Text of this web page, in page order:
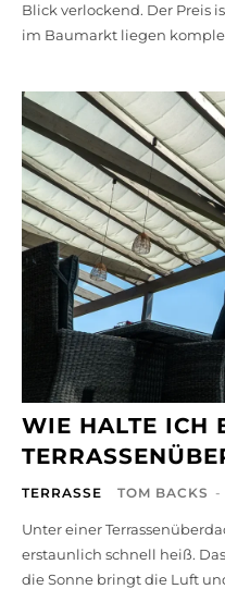
Blick verlockend. Der Preis
im Baumarkt liegen
WIE HALTE ICH
TERRASSE TOM BACKS -
Unter einer
erstaunlich schnell heiß.
die Sonne bringt die Luft